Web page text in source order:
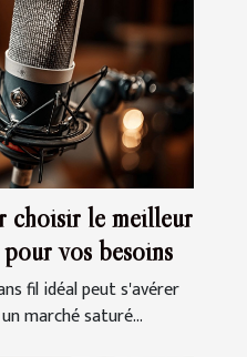
choisir le meilleur
vos besoins
fil idéal peut s'avérer
marché saturé...